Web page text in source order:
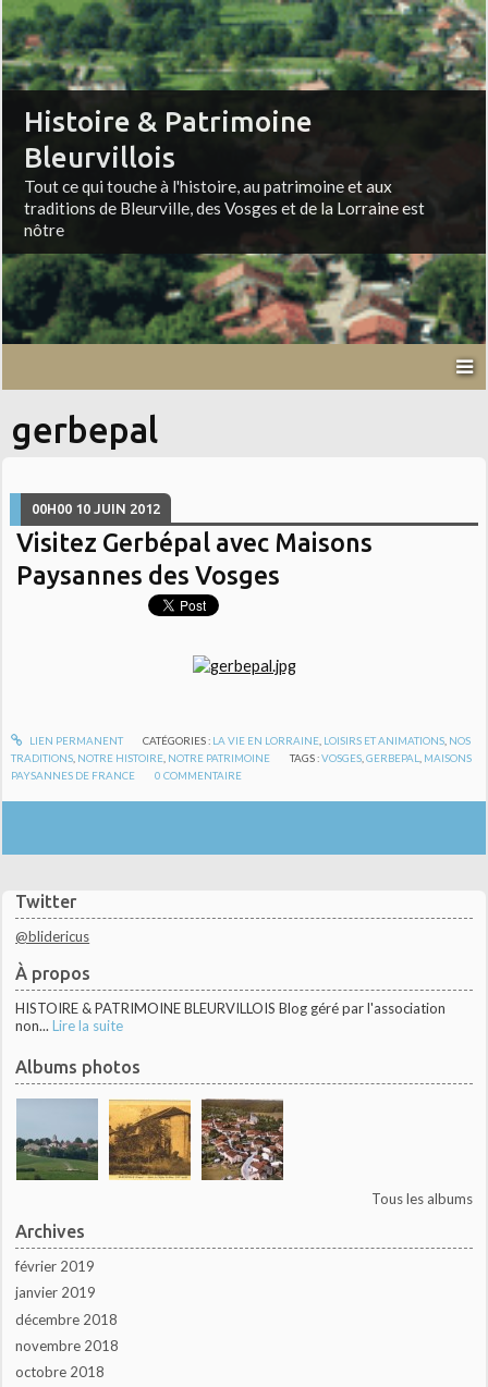
Twitter
@blidericus
À propos
HISTOIRE & PATRIMOINE BLEURVILLOIS Blog géré par l'association
non... Lire la suite
Albums photos
Tous les albums
Archives
février 2019
janvier 2019
décembre 2018
novembre 2018
octobre 2018
Histoire & Patrimoine
Bleurvillois
Tout ce qui touche à l'histoire, au patrimoine et aux
traditions de Bleurville, des Vosges et de la Lorraine est
nôtre
gerbepal
00H00 10 JUIN 2012
Visitez Gerbépal avec Maisons
Paysannes des Vosges
LIEN PERMANENT CATÉGORIES : LA VIE EN LORRAINE, LOISIRS ET ANIMATIONS, NOS
TRADITIONS NOTRE HISTOIRE NOTRE PATRIMOINE TAGS :VOSGES ,GERBEPAL
MAISONS
PAYSANNES DE FRANCE
0 COMMENTAIRE